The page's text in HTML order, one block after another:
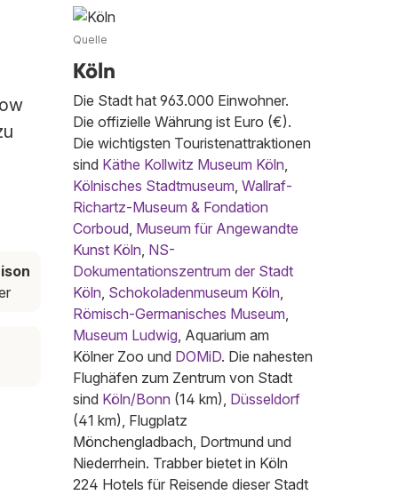
Quelle
Köln
Die Stadt hat 963.000 Einwohner.
Die offizielle Währung ist Euro (€).
Die wichtigsten Touristenattraktionen
sind Käthe Kollwitz Museum Köln,
Kölnisches Stadtmuseum, Wallraf-
Richartz-Museum & Fondation
Corboud, Museum für Angewandte
Kunst Köln, NS-
Dokumentationszentrum der Stadt
Köln, Schokoladenmuseum Köln,
Römisch-Germanisches Museum,
Museum Ludwig, Aquarium am
Kölner Zoo und DOMiD. Die nahesten
Flughäfen zum Zentrum von Stadt
sind Köln/Bonn (14 km), Düsseldorf
(41 km), Flugplatz
Mönchengladbach, Dortmund und
Niederrhein. Trabber bietet in Köln
224 Hotels für Reisende dieser Stadt